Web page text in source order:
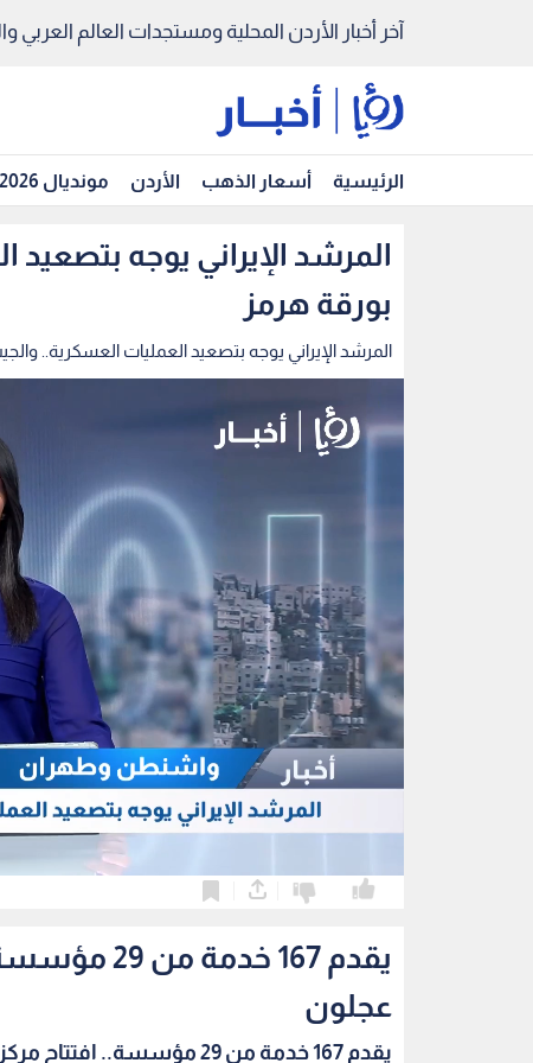
آخر أخبار الأردن المحلية ومستجدات العالم العربي
الرئيسية أسعار الذهب الأردن مونديال 2026
المرشد الإيراني يوجه
بورقة هرمز
المرشد الإيراني يوجه بتصعيد العمليات العسكرية..
يقدم 167
عجلون
يقدم 167 خدمة من 29 مؤسسة.. افتتاح مركز الخدم...